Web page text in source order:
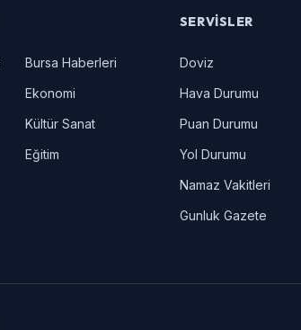
Bursa Haberleri
Ekonomi
Kültür Sanat
Eğitim
SERVISLER
Doviz
Hava Durumu
Puan Durumu
Yol Durumu
Namaz Vakitleri
Gunluk Gazete